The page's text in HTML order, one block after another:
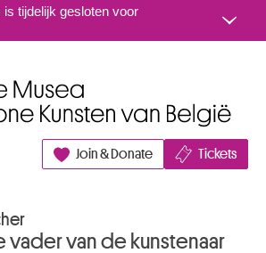
Naar inhoud
tijdelijk gesloten voor
Join & Donate Tickets
vader van de kunstenaar